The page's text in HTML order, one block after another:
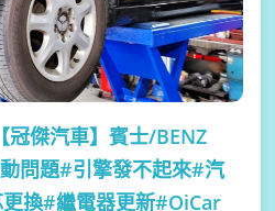
【冠傑汽車】賓士/BENZ
問題#引擎發不起來#汽
換#繼電器更新#OiCar